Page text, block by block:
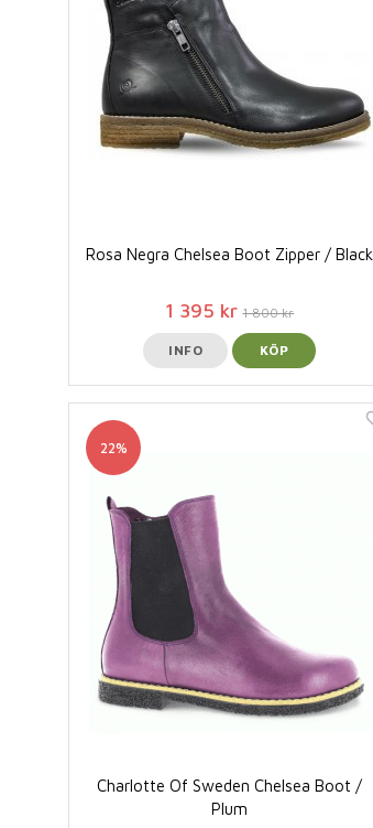
Rosa Negra Chelsea Boot Zipper / Black
1 395 kr 1 800 kr
INFO KÖP
22%
Charlotte Of Sweden Chelsea Boot /
Plum